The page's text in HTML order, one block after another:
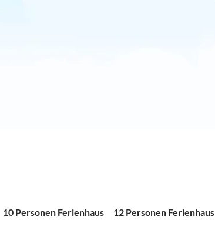
10 Personen Ferienhaus 12 Personen Ferienhaus